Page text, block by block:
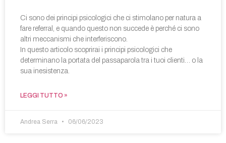
Ci sono dei principi psicologici che ci stimolano per natura a
fare referral, e quando questo non succede è perché ci sono
altri meccanismi che interferiscono.
In questo articolo scoprirai i principi psicologici che
determinano la portata del passaparola tra i tuoi clienti… o la
sua inesistenza.
LEGGI TUTTO »
Andrea Serra 06/06/2023